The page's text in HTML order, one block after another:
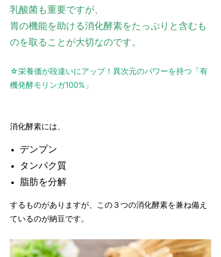
乳酸菌も重要ですが、
胃の機能を助ける消化酵素をたっぷりと含むも
のを取ることが大切なのです。
☆栄養価が段違いにアップ！異次元のパワーを持つ「有
機発酵モリンガ100%」
消化酵素には、
デンプン
タンパク質
脂肪を分解
するものがありますが、この３つの消化酵素を兼ね備え
ているのが納豆です。